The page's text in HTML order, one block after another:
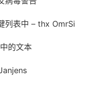
列表中 – thx OmrSi
的文本